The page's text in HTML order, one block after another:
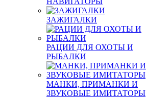
ЗАЖИГАЛКИ
РАЦИИ ДЛЯ ОХОТЫ И
РЫБАЛКИ
МАНКИ, ПРИМАНКИ И
ЗВУКОВЫЕ ИМИТАТОРЫ